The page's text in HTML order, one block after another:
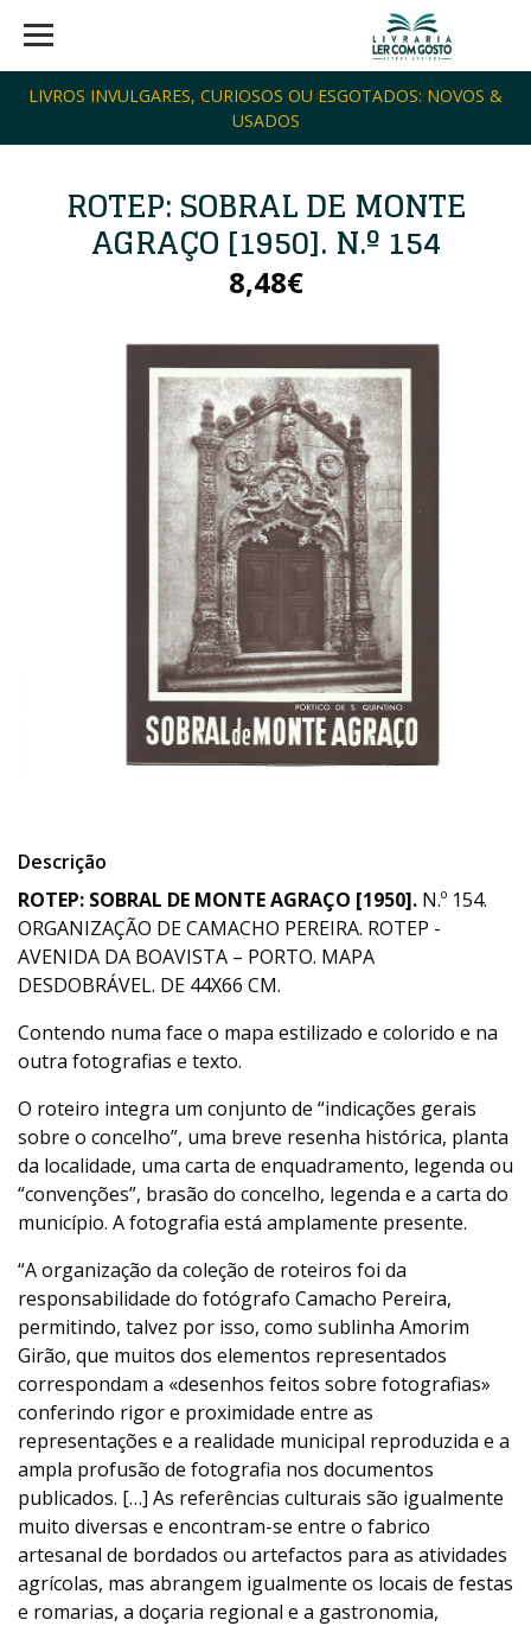
LIVROS INVULGARES, CURIOSOS OU ESGOTADOS: NOVOS &
USADOS
ROTEP: SOBRAL DE MONTE
AGRAÇO [1950]. N.º 154
8,48€
Descrição
ROTEP: SOBRAL DE MONTE AGRAÇO [1950]. N.º 154.
ORGANIZAÇÃO DE CAMACHO PEREIRA. ROTEP -
AVENIDA DA BOAVISTA – PORTO. MAPA
DESDOBRÁVEL. DE 44X66 CM.
Contendo numa face o mapa estilizado e colorido e na
outra fotografias e texto.
O roteiro integra um conjunto de “indicações gerais
sobre o concelho”, uma breve resenha histórica, planta
da localidade, uma carta de enquadramento, legenda ou
“convenções”, brasão do concelho, legenda e a carta do
município. A fotografia está amplamente presente.
“A organização da coleção de roteiros foi da
responsabilidade do fotógrafo Camacho Pereira,
permitindo, talvez por isso, como sublinha Amorim
Girão, que muitos dos elementos representados
correspondam a «desenhos feitos sobre fotografias»
conferindo rigor e proximidade entre as
representações e a realidade municipal reproduzida e a
ampla profusão de fotografia nos documentos
publicados. […] As referências culturais são igualmente
muito diversas e encontram-se entre o fabrico
artesanal de bordados ou artefactos para as atividades
agrícolas, mas abrangem igualmente os locais de festas
e romarias, a doçaria regional e a gastronomia,